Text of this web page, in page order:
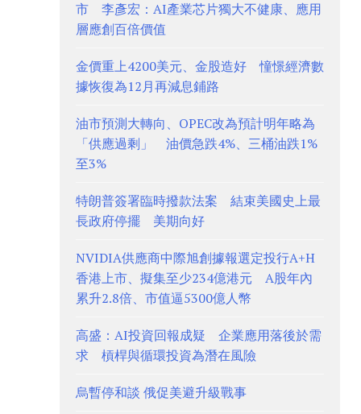
市 李彥宏：AI產業芯片獨大不健康、應用
層應創百倍價值
金價重上4200美元、金股造好 憧憬經濟數
據恢復為12月再減息鋪路
油市預測大轉向、OPEC改為預計明年略為
「供應過剩」 油價急跌4%、三桶油跌1%
至3%
特朗普簽署臨時撥款法案 結束美國史上最
長政府停擺 美期向好
NVIDIA供應商中際旭創據報選定投行A+H
香港上市、擬集至少234億港元 A股年內
累升2.8倍、市值逼5300億人幣
高盛：AI投資回報成疑 企業應用落後於需
求 槓桿與循環投資為潛在風險
烏暫停和談 俄促美避升級戰事